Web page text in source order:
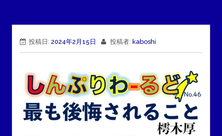
投稿日: 2024年2月15日 投稿者: kaboshi